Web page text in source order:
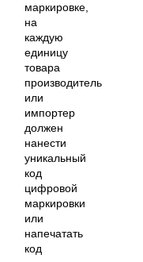
маркировке,
на
каждую
единицу
товара
производитель
или
импортер
должен
нанести
уникальный
код
цифровой
маркировки
или
напечатать
код